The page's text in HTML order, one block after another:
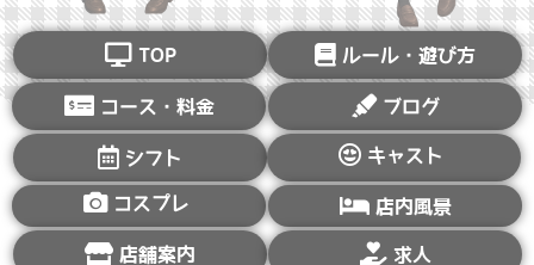
TOP ルール・遊び方
コース・料金 ブログ
シフト キャスト
コスプレ 店内風景
店舗案内 求人